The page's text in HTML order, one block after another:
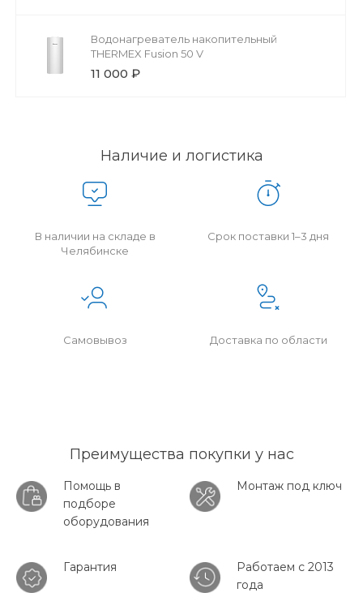
Водонагреватель накопительный
THERMEX Fusion 50 V
11 000 ₽
Наличие и логистика
В наличии на складе в
Челябинске
Срок поставки 1–3 дня
Самовывоз Доставка по области
Преимущества покупки у нас
Помощь в
подборе
оборудования
Монтаж под ключ
Гарантия
Работаем с 2013
года